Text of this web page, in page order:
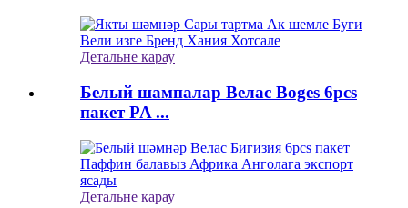
Детальне карау
Белый шампалар Велас Boges 6pcs
пакет PA ...
Детальне карау